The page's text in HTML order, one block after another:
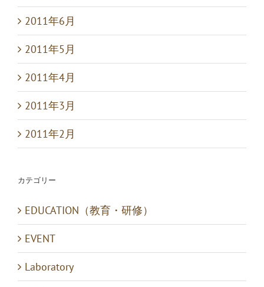
2011年6月
2011年5月
2011年4月
2011年3月
2011年2月
カテゴリー
EDUCATION（教育・研修）
EVENT
Laboratory